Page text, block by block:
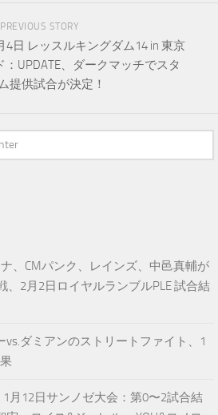
PREVIOUS STORY
4日 レッスルキングダム14 in 東京
：UPDATE、ダークマッチでスタ
提供試合が決定！
、CMパンク、レインズ、中邑真輔が
、2月2日ロイヤルランブルPLE 試合結
vs.ダミアンのストリートファイト、1
1月12日サンノゼ大会：第0〜2試合結